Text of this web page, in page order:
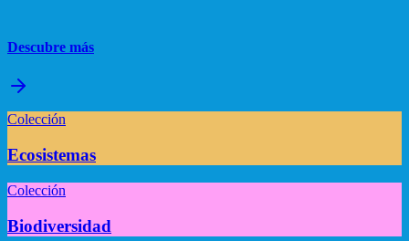
Descubre más
Colección
Ecosistemas
Colección
Biodiversidad